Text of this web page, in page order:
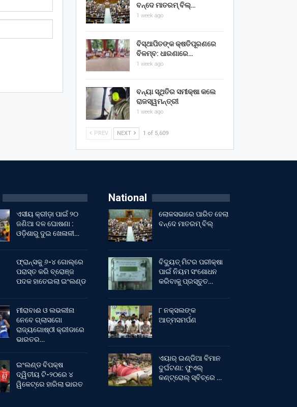
ବନ୍ଦେ ମାତରମ୍‌ ବିଲ୍‌…
1 week ago
ବିସ୍ଥାପିତଙ୍କ କ୍ଷତିପୂରଣରେ
ବିଳମ୍ବ: ଧାରଣାରେ…
1 week ago
ବନ୍ୟା ସ୍ଥିତିର ସମୀକ୍ଷା କଲେ
ରାଜସ୍ୱମନ୍ତ୍ରୀ
1 week ago
PREV NEXT 1 of 5,609
ଏସୀୟ କ୍ରୀଡ଼ା ପାଇଁ ୨୦
ଜଣିଆ ଦଳ ଘୋଷଣା :
ଓଡ଼ିଶାରୁ ଦୁଇ ଖେଳାଳୀ…
ଫ୍ରାନ୍ସକୁ ୬-୪ ଗୋଲ୍‌ରେ
ପରାସ୍ତ କରି ବ୍ରୋଞ୍ଜ
ପଦକ ହାତେଇଲା ଇଂଲଣ୍ଡ
ମୀରାବାଈ ଓ ଲଭଲୀନା
ନେବେ ଗ୍ଲାସଗୋ
ରାଜ୍ୟଗୋଷ୍ଠୀ କ୍ରୀଡାରେ
ଭାରତର…
ଇଂଲଣ୍ଡ ବିପକ୍ଷ
ଦ୍ୱିତୀୟ ଟି-୨୦ରେ ୪
ୱିକେଟ୍‌ରେ ହାରିଲା ଭାରତ
National
ଲୋକସଭାରେ ପାରିତ ହେଲା
ବନ୍ଦେ ମାତରମ୍‌ ବିଲ୍‌
ବିଦ୍ୟୁତ୍ ମିଟର ପରୀକ୍ଷା
ପାଇଁ ନିୟମ ସଂଶୋଧନ
କରିବାକୁ ପ୍ରସ୍ତୁତ…
୮ ନକ୍ସଲଙ୍କ
ଆତ୍ମସମର୍ପଣ
ଏୟାର୍ ଇଣ୍ଡିଆ ବିମାନ
ଦୁର୍ଘଟଣା: ଫୁଏଲ୍‌
କଣ୍ଟ୍ରୋଲ୍‌ ସ୍ବିଚ୍‌ରେ …